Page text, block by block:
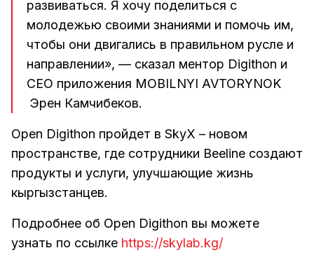
развиваться. Я хочу поделиться с
молодежью своими знаниями и помочь им,
чтобы они двигались в правильном русле и
направлении», — сказал ментор Digithon и
CEO приложения MOBILNYI AVTORYNOK
Эрен Камчибеков.
Open Digithon пройдет в SkyX – новом
пространстве, где сотрудники Beeline создают
продукты и услуги, улучшающие жизнь
кыргызстанцев.
Подробнее об Open Digithon вы можете
узнать по ссылке https://skylab.kg/